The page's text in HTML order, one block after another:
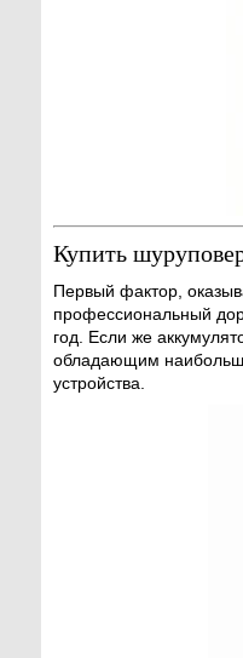
Купить
Первый фактор,
профессиональный
год. Если же
обладающим
устройства.